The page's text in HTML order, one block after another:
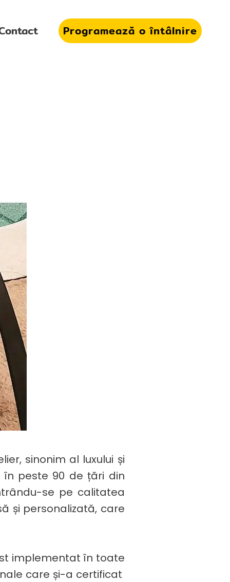
Programează o întâlnire
sinonim al luxului și
în peste 90 de țări din
se pe calitatea
și personalizată, care
implementat în toate
care și-a certificat